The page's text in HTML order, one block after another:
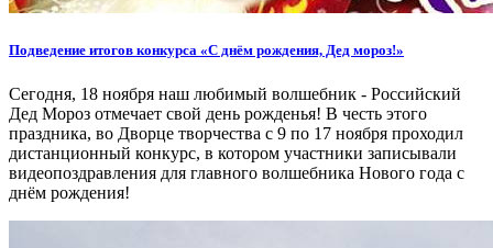
Подведение итогов конкурса «С днём рождения, Дед мороз!»
Сегодня, 18 ноября наш любимый волшебник - Российский
Дед Мороз отмечает свой день рожденья! В честь этого
праздника, во Дворце творчества с 9 по 17 ноября проходил
дистанционный конкурс, в котором участники записывали
видеопоздравления для главного волшебника Нового года с
днём рождения!